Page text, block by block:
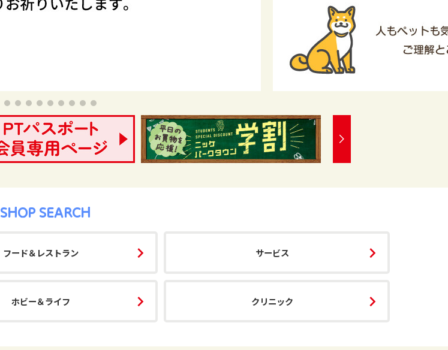
SHOP SEARCH
フード＆レストラン サービス
ホビー＆ライフ クリニック